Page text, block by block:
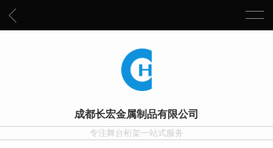
成都长宏金属制品有限公司
专注舞台桁架一站式服务